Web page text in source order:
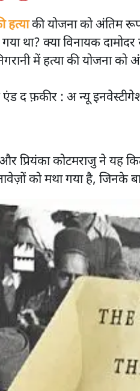
हत्याकी योजना को अंतिम
था? क्या विनायक
में हत्या की योजना को
एंड द फ़कीर : अ न्यू
प्रियंका कोटमराजु ने यह
को मथा गया है, जिनके